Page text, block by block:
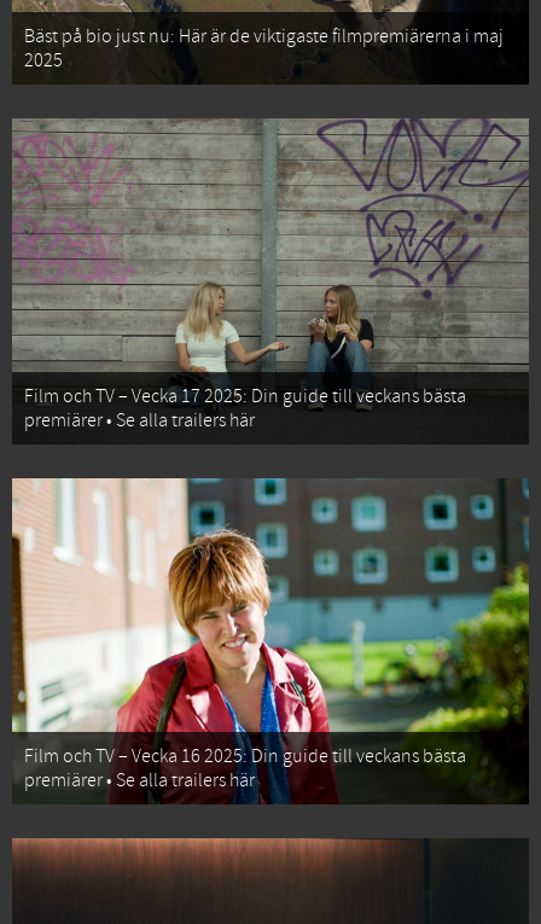
Bäst på bio just nu: Här är de viktigaste filmpremiärerna i maj
2025
Film och TV – Vecka 17 2025: Din guide till veckans bästa
premiärer • Se alla trailers här
Film och TV – Vecka 16 2025: Din guide till veckans bästa
premiärer • Se alla trailers här